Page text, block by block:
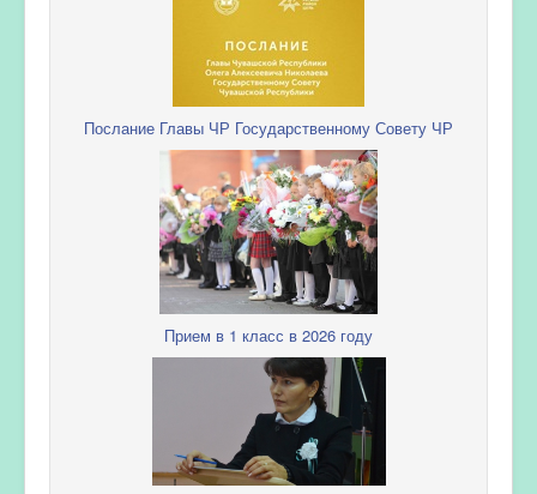
Послание Главы ЧР Государственному Совету ЧР
Прием в 1 класс в 2026 году